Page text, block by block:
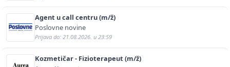
Agent u call centru (m/ž)
Poslovne novine
Prijava do: 21.08.2026. u 23:59
Kozmetičar - Fizioterapeut (m/ž)